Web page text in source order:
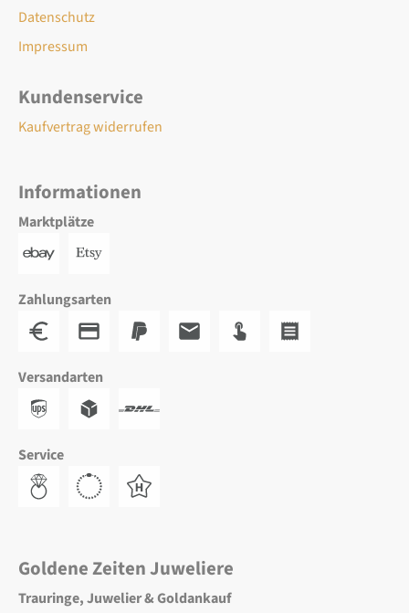
Datenschutz
Impressum
Kundenservice
Kaufvertrag widerrufen
Informationen
Marktplätze
Zahlungsarten
Versandarten
Service
Goldene Zeiten Juweliere
Trauringe, Juwelier & Goldankauf